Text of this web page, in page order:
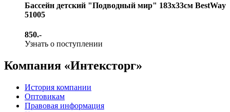
Бассейн детский "Подводный мир" 183х33см BestWay
51005
850.-
Узнать о поступлении
Компания «Интексторг»
История компании
Оптовикам
Правовая информация